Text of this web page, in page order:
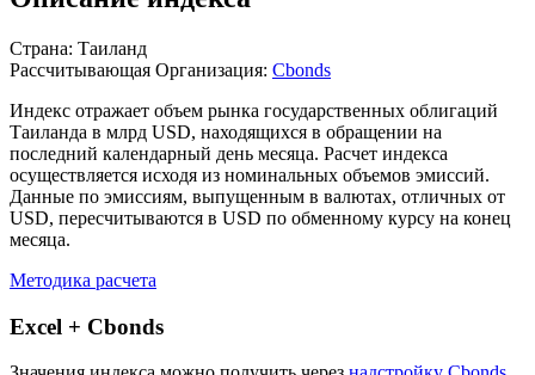
Описание индекса
Страна: Таиланд
Рассчитывающая Организация: Cbonds
Индекс отражает объем рынка государственных облигаций
Таиланда в млрд USD, находящихся в обращении на
последний календарный день месяца. Расчет индекса
осуществляется исходя из номинальных объемов эмиссий.
Данные по эмиссиям, выпущенным в валютах, отличных от
месяца.
Методика расчета